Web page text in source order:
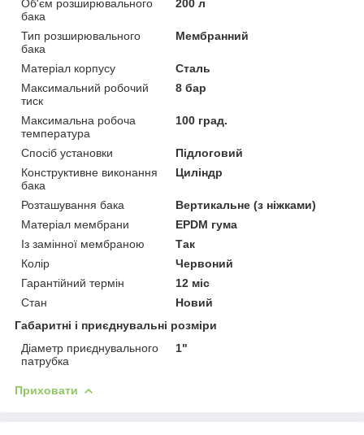
Об'єм розширювального
бака
200 л
Тип розширювального
бака
Мембранний
Матеріал корпусу
Сталь
Максимальний робочий
тиск
8 бар
Максимальна робоча
температура
100 град.
Спосіб установки
Підлоговий
Конструктивне виконання
бака
Циліндр
Розташування бака
Вертикальне (з ніжками)
Матеріал мембрани
EPDM гума
Із замінної мембраною
Так
Колір
Червоний
Гарантійний термін
12 міс
Стан
Новий
Габаритні і приєднувальні розміри
Діаметр приєднувального
патрубка
1"
Приховати